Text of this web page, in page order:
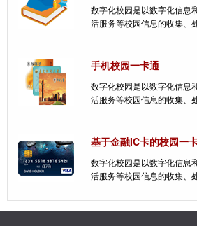
数字化校园是以数字化信息
活服务等校园信息的收集、
手机校园一卡通
数字化校园是以数字化信息
活服务等校园信息的收集、
基于金融IC卡的校园一
数字化校园是以数字化信息
活服务等校园信息的收集、